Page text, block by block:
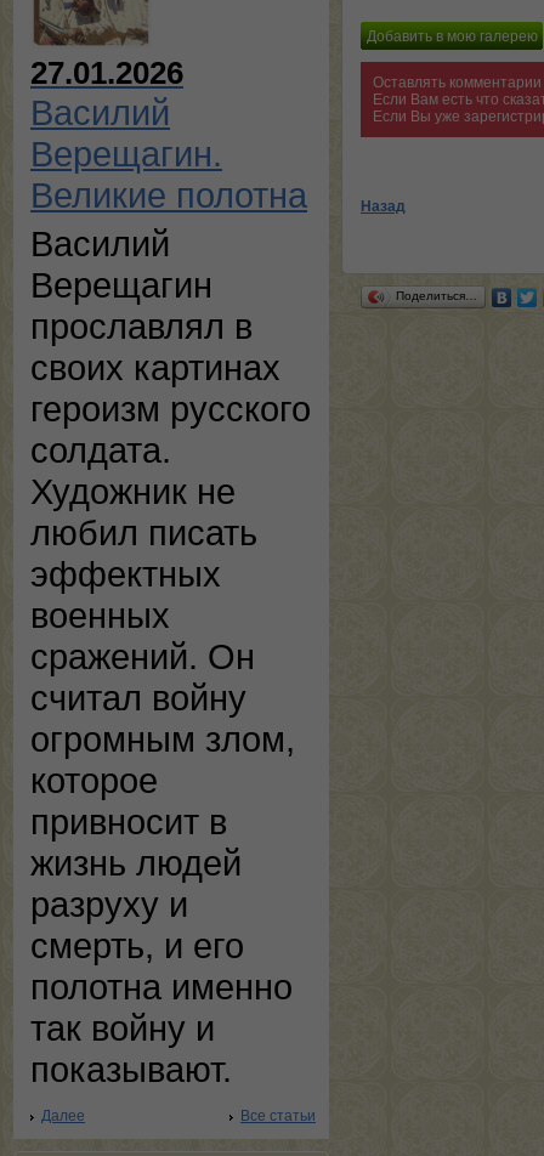
27.01.2026
Василий
Верещагин.
Великие полотна
Василий
Верещагин
прославлял в
своих картинах
героизм русского
солдата.
Художник не
любил писать
эффектных
военных
сражений. Он
считал войну
огромным злом,
которое
привносит в
жизнь людей
разруху и
смерть, и его
полотна именно
так войну и
показывают.
Далее Все статьи
Оставлять
Если Вам есть что
Если Вы уже
Назад
Поделиться…